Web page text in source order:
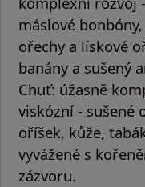
máslové
ořechy a lískové
banány a sušený
Chuť: úžasně
viskózní - sušené
oříšek, kůže,
vyvážené s
zázvoru.